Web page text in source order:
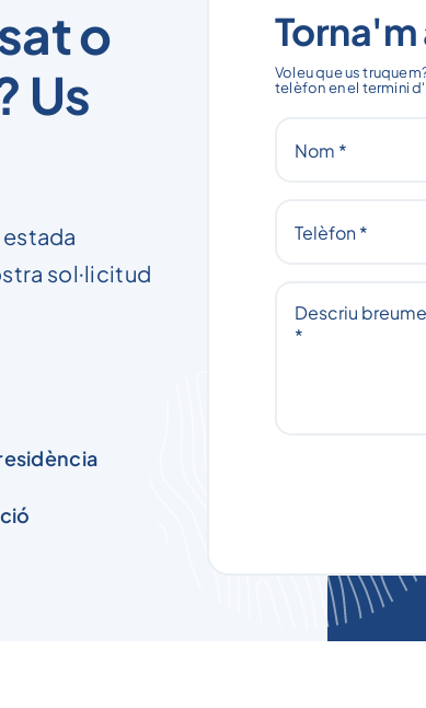
o
Us
sol·licitud
Voleu que us
telèfon en el termini